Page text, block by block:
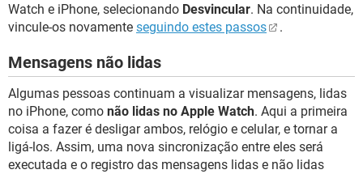
Watch e iPhone, selecionando Desvincular. Na continuidade,
vincule-os novamente seguindo estes passos .
Mensagens não lidas
Algumas pessoas continuam a visualizar mensagens, lidas
no iPhone, como não lidas no Apple Watch. Aqui a primeira
coisa a fazer é desligar ambos, relógio e celular, e tornar a
ligá-los. Assim, uma nova sincronização entre eles será
executada e o registro das mensagens lidas e não lidas